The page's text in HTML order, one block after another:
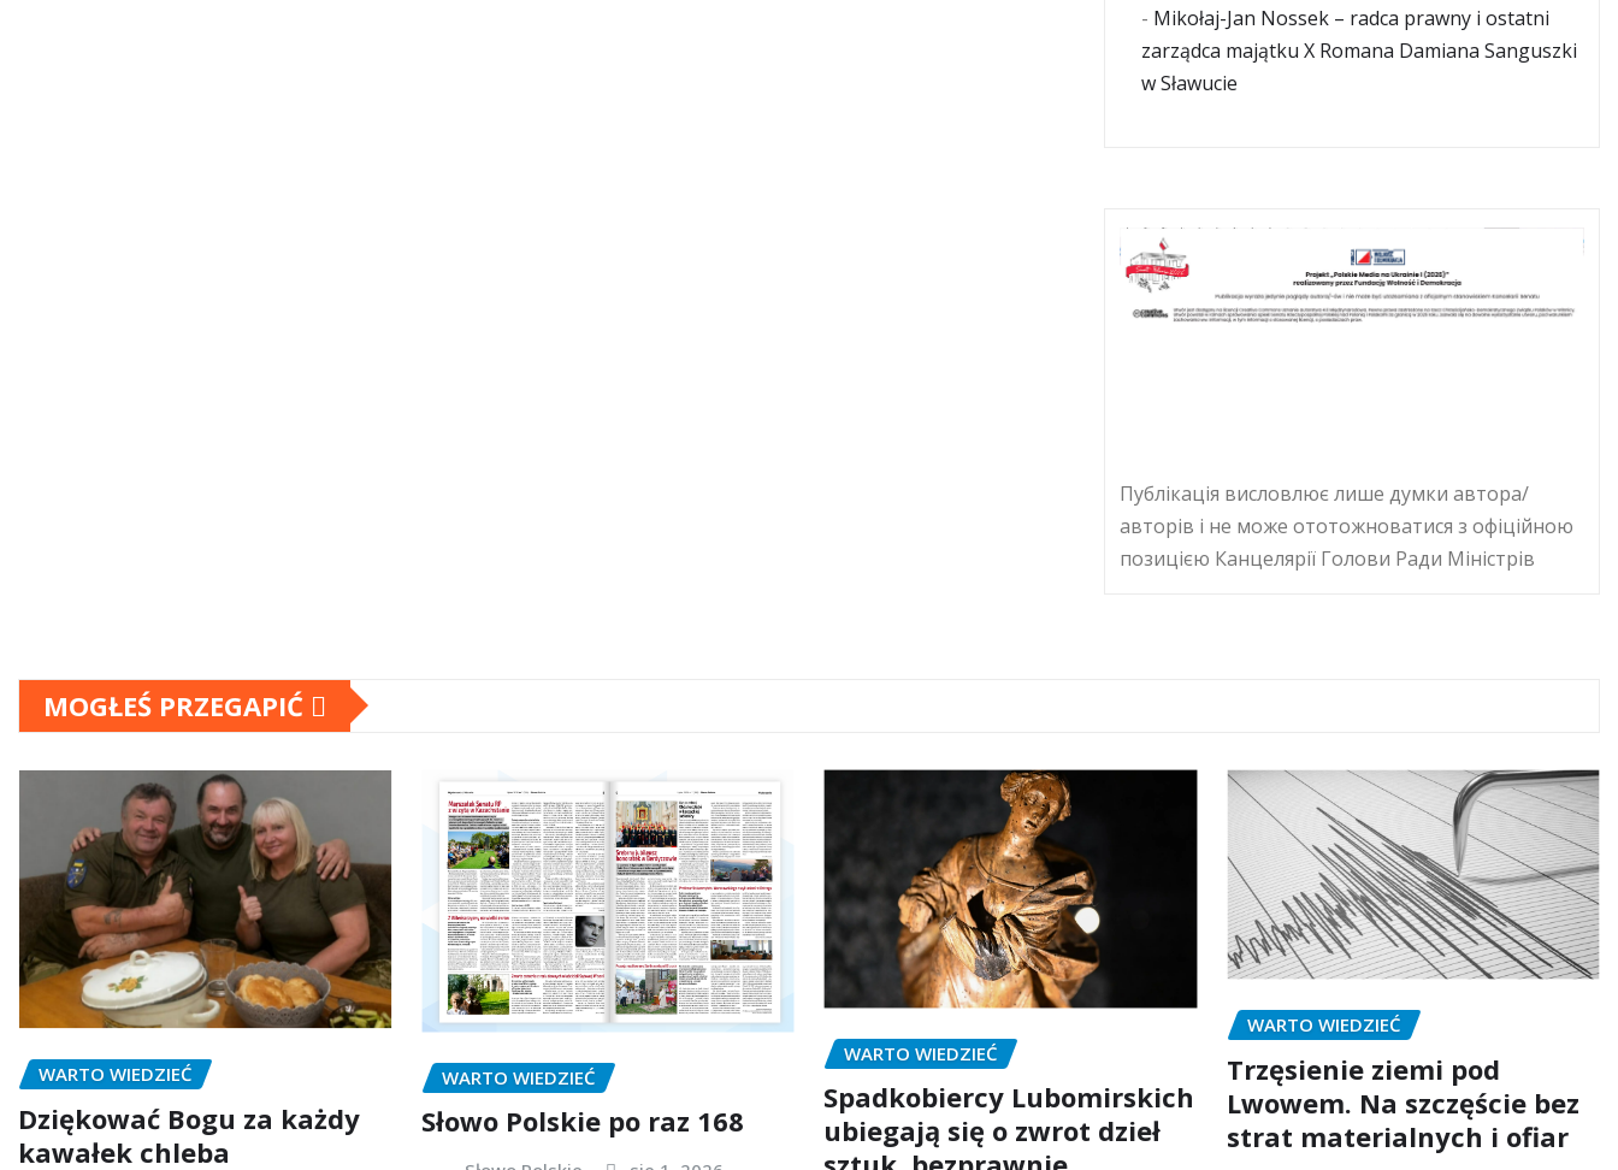
- Mikołaj-Jan Nossek – radca prawny i ostatni
zarządca majątku X Romana Damiana Sanguszki
w Sławucie
Публікація висловлює лише думки автора/
авторів і не може ототожноватися з офіційною
позицією Канцелярії Голови Ради Міністрів
MOGŁEŚ PRZEGAPIĆ
WARTO WIEDZIEĆ
Dziękować Bogu za każdy
kawałek chleba
WARTO WIEDZIEĆ
Słowo Polskie po raz 168
WARTO WIEDZIEĆ
Spadkobiercy Lubomirskich
ubiegają się o zwrot dzieł
WARTO WIEDZIEĆ
Trzęsienie ziemi pod
Lwowem. Na szczęście bez
strat materialnych i ofiar